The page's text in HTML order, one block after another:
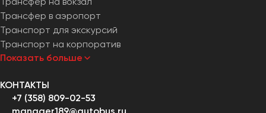
Трансфер в аэропорт
Транспорт для экскурсий
Транспорт на корпоратив
Показать больше
КОНТАКТЫ
+7 (358) 809-02-53